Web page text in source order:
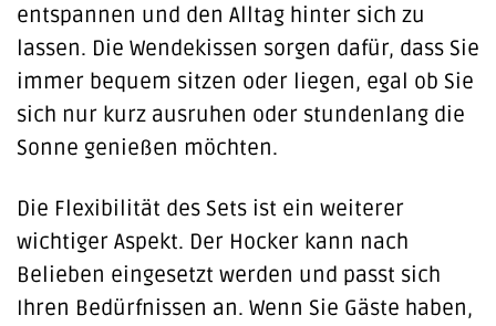
entspannen und den Alltag hinter sich zu
lassen. Die Wendekissen sorgen dafür, dass Sie
immer bequem sitzen oder liegen, egal ob Sie
sich nur kurz ausruhen oder stundenlang die
Sonne genießen möchten.
Die Flexibilität des Sets ist ein weiterer
wichtiger Aspekt. Der Hocker kann nach
Belieben eingesetzt werden und passt sich
Ihren Bedürfnissen an. Wenn Sie Gäste haben,